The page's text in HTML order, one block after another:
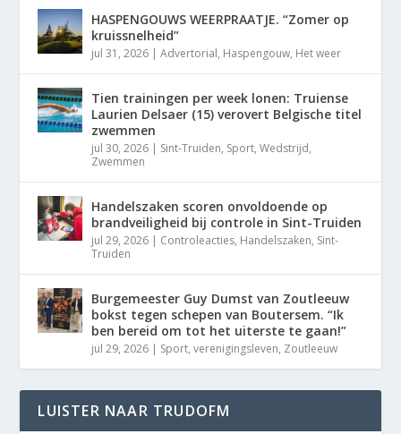
HASPENGOUWS WEERPRAATJE. “Zomer op
kruissnelheid”
jul 31, 2026 |Advertorial, Haspengouw, Het weer
Tien trainingen per week lonen: Truiense
Laurien Delsaer (15) verovert Belgische titel
zwemmen
jul 30, 2026 | Sint-Truiden, Sport,Wedstrijd,
Zwemmen
Handelszaken scoren onvoldoende op
brandveiligheid bij controle in Sint-Truiden
jul 29, 2026 | Controleacties, Handelszaken, Sint-
Truiden
Burgemeester Guy Dumst van Zoutleeuw
bokst tegen schepen van Boutersem. “Ik
ben bereid om tot het uiterste te gaan!”
jul 29, 2026 | Sport,verenigingsleven, Zoutleeuw
LUISTER NAAR TRUDOFM